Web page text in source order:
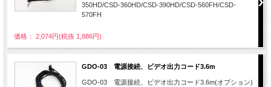
350HD/CSD-360HD/CSD-390HD/CSD-560FH/CSD-
570FH
価格： 2,074円(税抜 1,886円)
GDO-03 電源接続、ビデオ出力コード3.6m
GDO-03 電源接続、ビデオ出力コード3.6m(オプション)